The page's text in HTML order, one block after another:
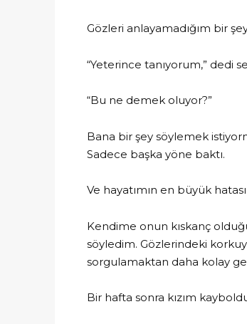
Gözleri anlayamadığım bir
“Yeterince tanıyorum,” dedi
“Bu ne demek oluyor?”
Bana bir şey söylemek
Sadece başka yöne baktı.
Ve hayatımın en büyük
Kendime onun kıskanç
söyledim. Gözlerindeki
sorgulamaktan daha kolay
Bir hafta sonra kızım